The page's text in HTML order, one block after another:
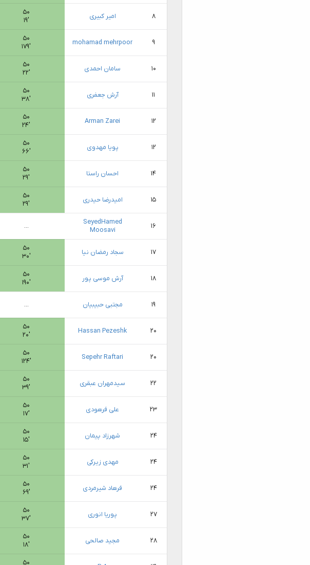
۸ امیر کبیری
۵۰
۱۹′
۹ mohamad mehrpoor
۵۰
۱۷۹′
۱۰ سامان احمدی
۵۰
۲۲′
۱۱ آرش جعفری
۵۰
۳۸′
۱۲ Arman Zarei
۵۰
۲۴′
۱۲ پویا مهدوی
۵۰
۶۶′
۱۴ احسان راستا
۵۰
۲۹′
۱۵ امیدرضا حیدری
۵۰
۲۹′
۱۶
SeyedHamed
Moosavi
...
۱۷ سجاد رمضان نیا
۵۰
۳۰′
۱۸ آرش موسی پور
۵۰
۱۹۰′
۱۹ مجتبی حبیبیان ...
۲۰ Hassan Pezeshk
۵۰
۲۰′
۲۰ Sepehr Raftari
۵۰
۱۲۴′
۲۲ سیدمهران عبقری
۵۰
۳۹′
۲۳ علی فرهودی
۵۰
۱۷′
۲۴ شهرزاد پیمان
۵۰
۱۵′
۲۴ مهدی زیرکی
۵۰
۳۱′
۲۴ فرهاد شیرمردی
۵۰
۶۹′
۲۷ پوریا انوری
۵۰
۳۷′
۲۸ مجید صالحی
۵۰
۱۸′
۵۰